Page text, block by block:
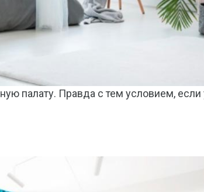
палату. Правда с тем условием, если